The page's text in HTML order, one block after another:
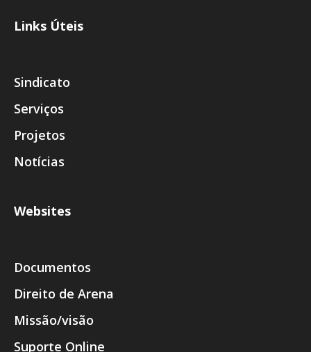
Links Úteis
Sindicato
Serviços
Projetos
Notícias
Websites
Documentos
Direito de Arena
Missão/visão
Suporte Online